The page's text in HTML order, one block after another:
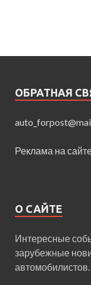
ОБРАТНАЯ
Реклама на
О САЙТЕ
Интересные
зарубежные
автомобилистов.